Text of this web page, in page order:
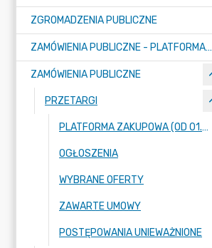
ZGROMADZENIA PUBLICZNE
ZAMÓWIENIA PUBLICZNE - PLATFORMA ZAKUPOWA (OD 01.05.2025R.)
ZAMÓWIENIA PUBLICZNE
PRZETARGI
PLATFORMA ZAKUPOWA (OD 01.05.2025R.)
OGŁOSZENIA
WYBRANE OFERTY
ZAWARTE UMOWY
POSTĘPOWANIA UNIEWAŻNIONE